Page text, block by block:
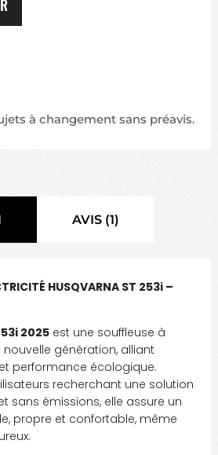
à changement sans préavis.
AVIS (1)
HUSQVARNA ST 253i –
2025 est une souffleuse à
génération, alliant
performance écologique.
recherchant une solution
sans émissions, elle assure un
propre et confortable, même